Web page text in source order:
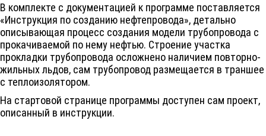
В комплекте с документацией к программе поставляется
«Инструкция по созданию нефтепровода», детально
описывающая процесс создания модели трубопровода с
прокачиваемой по нему нефтью. Строение участка
прокладки трубопровода осложнено наличием повторно-
жильных льдов, сам трубопровод размещается в траншее
с теплоизолятором.
На стартовой странице программы доступен сам проект,
описанный в инструкции.